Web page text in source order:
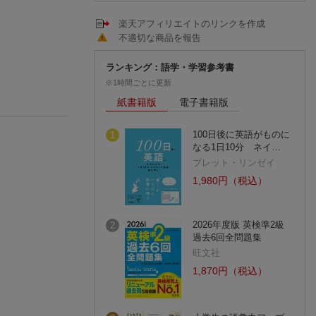
楽天アフィリエイトのリンクを作成
不適切な商品を報告
ランキング：語学・学習参考書
※1時間ごとに更新
紙書籍版 電子書籍版
1
100日後に英語がものに
なる1日10分 ネイ…
ブレット・リンゼイ
1,980円（税込）
2
2026年度版 英検準2級
過去6回全問題集
旺文社
1,870円（税込）